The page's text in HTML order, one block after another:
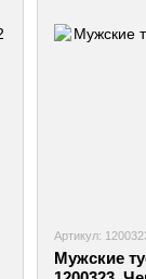
Артикул:
Мужские